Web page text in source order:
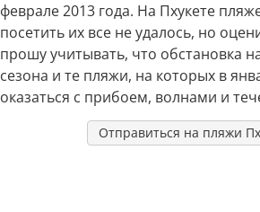
феврале 2013 года. На Пхукете
посетить их все не удалось, но
прошу учитывать, что обстановка
сезона и те пляжи, на которых в
оказаться с прибоем, волнами и
Отправиться на пляжи